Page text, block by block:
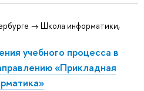
→ Школа информатики,
учебного процесса в
«Прикладная